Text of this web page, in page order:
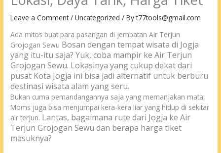
Leave a Comment /Uncategorized / Byt77tools@gmail.com
Ada mitos buat para pasangan di jembatan Air Terjun
Grojogan Sewu Bosan dengan tempat wisata di Jogja
yang itu-itu saja? Yuk, coba mampir ke Air Terjun
Grojogan Sewu. Lokasinya yang cukup dekat dari
pusat Kota Jogja ini bisa jadi alternatif untuk berburu
destinasi wisata alam yang seru.
Bukan cuma pemandangannya saja yang memanjakan mata,
Moms juga bisa menjumpai kera-kera liar yang hidup di sekitar
air terjun. Lantas, bagaimana rute dari Jogja ke Air
Terjun Grojogan Sewu dan berapa harga tiket
masuknya?